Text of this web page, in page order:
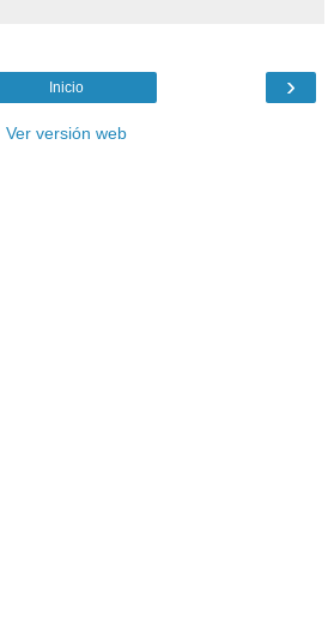
›
Inicio
Ver versión web